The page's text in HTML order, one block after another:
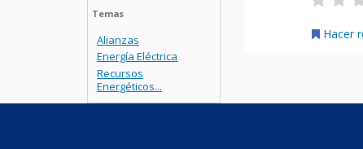
Temas
Alianzas
Energía Eléctrica
Recursos
Energéticos...
Hacer